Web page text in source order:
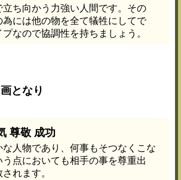
ち向かう力強い人間です。その
には他の物を全て犠牲にしてで
なので協調性を持ちましょう。
となり
尊敬 成功
人物であり、何事もそつなくこな
う点においても相手の事を尊重出
れます。